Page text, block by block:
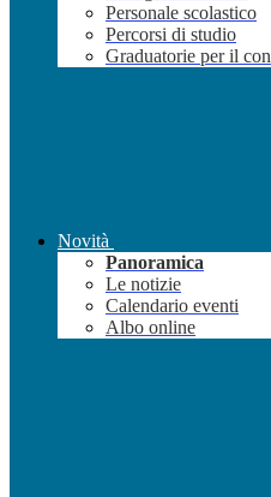
Personale scolastico
Percorsi di studio
Graduatorie per il
Novità
Panoramica
Le notizie
Calendario eventi
Albo online